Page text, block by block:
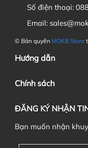
6. Nếu đặt cọc đơn
7. Tôi có được
Số điện thoại:
Email:
© Bản quyền MOKB Store
Hướng dẫn
Chính sách
ĐĂNG KÝ NHẬN
Bạn muốn nhận